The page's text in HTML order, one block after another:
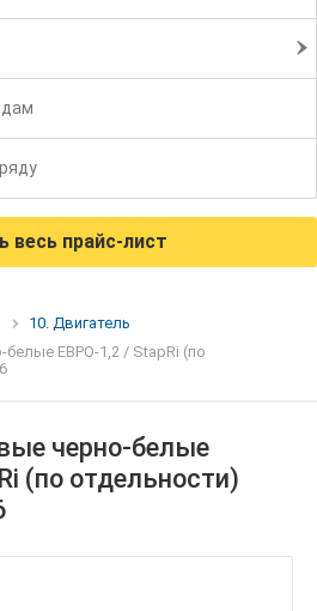
весь прайс-лист
10. Двигатель
ЕВРО-1,2 / StapRi (по
черно-белые
(по отдельности)